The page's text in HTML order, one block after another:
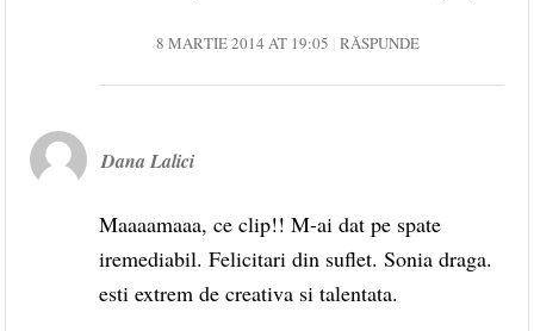
8 MARTIE 2014 AT 19:05 RĂSPUNDE
Dana Lalici
Maaaamaaa, ce clip!! M-ai dat pe spate
iremediabil. Felicitari din suflet. Sonia draga.
esti extrem de creativa si talentata.